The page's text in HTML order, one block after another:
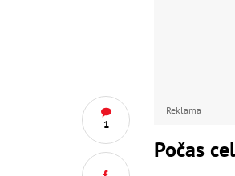
1
Reklama
Počas